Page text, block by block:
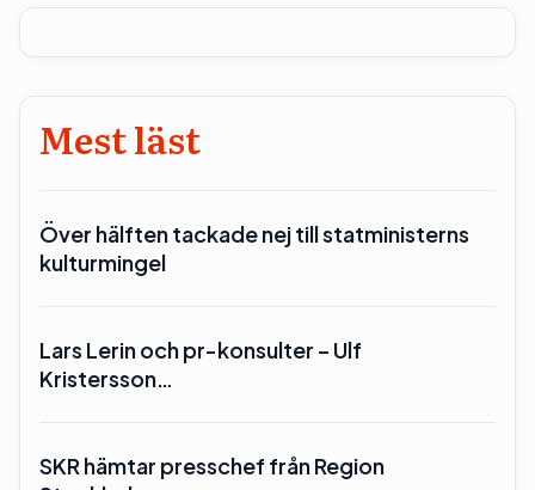
Mest läst
Över hälften tackade nej till statministerns
kulturmingel
Lars Lerin och pr-konsulter – Ulf
Kristersson…
SKR hämtar presschef från Region